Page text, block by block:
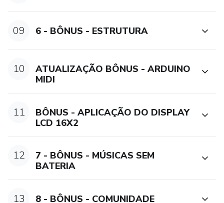
09 6 - BÔNUS - ESTRUTURA
10
ATUALIZAÇÃO BÔNUS - ARDUINO
MIDI
11
BÔNUS - APLICAÇÃO DO DISPLAY
LCD 16X2
12
7 - BÔNUS - MÚSICAS SEM
BATERIA
13 8 - BÔNUS - COMUNIDADE